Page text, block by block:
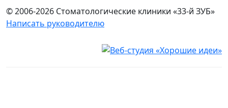
© 2006-2026 Стоматологические клиники «33-й ЗУБ»
Написать руководителю